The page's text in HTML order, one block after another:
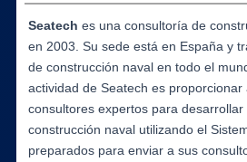
Seatech es una consultoría de
en 2003. Su sede está en España y
de construcción naval en todo el
actividad de Seatech es proporcionar
consultores expertos para
construcción naval utilizando el
preparados para enviar a sus